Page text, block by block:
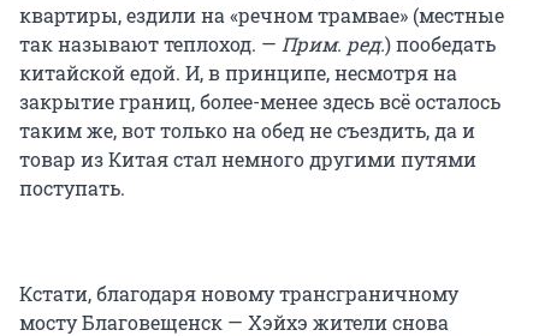
квартиры, ездили на «речном трамвае» (местные
так называют теплоход. — Прим. ред.) пообедать
китайской едой. И, в принципе, несмотря на
закрытие границ, более-менее здесь всё осталось
таким же, вот только на обед не съездить, да и
товар из Китая стал немного другими путями
поступать.
Кстати, благодаря новому трансграничному
мосту Благовещенск — Хэйхэ жители снова